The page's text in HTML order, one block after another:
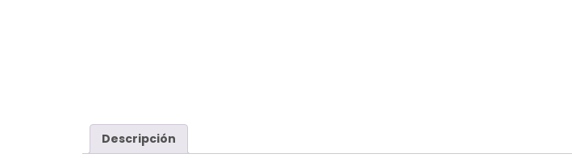
Descripción